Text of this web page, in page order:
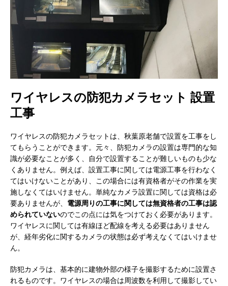
ワイヤレスの防犯カメラセット 設置
工事
ワイヤレスの防犯カメラセットは、秋葉原老舗で設置を工事をし
てもらうことができます。元々、防犯カメラの設置は専門的な知
識が必要なことが多く、自分で設置することが難しいものも少な
くありません。例えば、設置工事に関しては電源工事を行わなく
てはいけないことがあり、この場合には有資格者がその作業を実
施しなくてはいけません。単純なカメラ設置に関しては資格は必
要ありませんが、 電源周りの工事に関しては無資格者の工事は認
められていないのでこの点には気をつけておく必要があります。
ワイヤレスに関しては有線ほど配線を考える必要はありません
が、経年劣化に関するカメラの状態は必ず考えなくてはいけませ
ん。
防犯カメラは、基本的に建物外部の様子を撮影するために設置さ
れるものです。ワイヤレスの場合は周波数を利用して撮影してい